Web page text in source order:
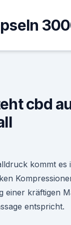
cbd
kommt es
einer kräftigen
entspricht.